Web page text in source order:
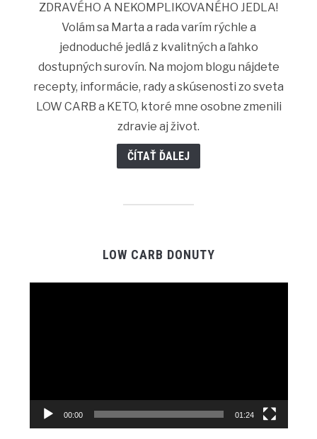
ZDRAVÉHO A NEKOMPLIKOVANÉHO JEDLA!
Volám sa Marta a rada varím rýchle a
jednoduché jedlá z kvalitných a ľahko
dostupných surovín. Na mojom blogu nájdete
recepty, informácie, rady a skúsenosti zo sveta
LOW CARB a KETO, ktoré mne osobne zmenili
zdravie aj život.
ČÍTAŤ ĎALEJ
LOW CARB DONUTY
00:00 01:24